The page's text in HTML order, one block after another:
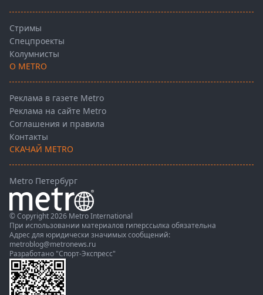
Стримы
Спецпроекты
Колумнисты
О METRO
Реклама в газете Metro
Реклама на сайте Metro
Соглашения и правила
Контакты
СКАЧАЙ METRO
Metro Петербург
© Copyright 2026 Metro International
При использовании материалов гиперссылка обязательна
Адрес для юридически значимых сообщений:
metroblog@metronews.ru
Разработано "Спорт-Экспресс"